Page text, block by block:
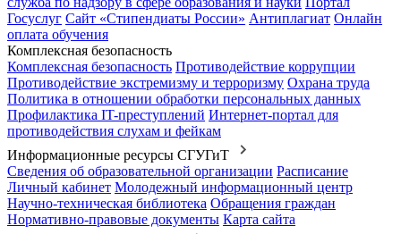
Госуслуг Сайт «Стипендиаты России» Антиплагиат Онлайн
оплата обучения
Комплексная безопасность
Комплексная безопасность Противодействие коррупции
Противодействие экстремизму и терроризму Охрана труда
Политика в отношении обработки персональных данных
Профилактика IT-преступлений Интернет-портал для
противодействия слухам и фейкам
Информационные ресурсы СГУГиТ
Сведения об образовательной организации Расписание
Личный кабинет Молодежный информационный центр
Научно-техническая библиотека Обращения граждан
Нормативно-правовые документы Карта сайта